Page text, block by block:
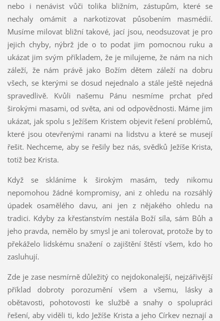
nebo i nenávist vůči tolika bližním, zástupům, které se
nechaly omámit a narkotizovat působením masmédií.
Musíme milovat bližní takové, jací jsou, neodsuzovat je pro
jejich chyby, nýbrž jde o to podat jim pomocnou ruku a
ukázat jim svým příkladem, že je milujeme, že nám na nich
záleží, že nám právě jako Božím dětem záleží na dobru
všech, se kterými se dosud nejednalo a stále ještě nejedná
spravedlivě. Kvůli našemu Pánu nesmíme prchat před
širokými masami, od světa, ani od odpovědnosti. Máme jim
ukázat, jak spolu s Ježíšem Kristem objevit řešení problémů,
které jsou otevřenými ranami na lidstvu a které se musejí
řešit. Nechceme, aby se řešily bez nás, svědků Ježíše Krista,
totiž bez Krista.
Když se skláníme k širokým masám, tedy nikomu
nepomohou žádné kompromisy, ani z ohledu na rozsáhlý
úpadek osamělého davu, ani jen z nějakého ohledu na
tradici. Kdyby za křesťanstvím nestála Boží síla, sám Bůh a
jeho pravda, nemělo by smysl je ani tolerovat, protože by to
překáželo lidskému snažení o zajištění štěstí všem, kdo ho
zasluhují.
Zde je zase nesmírně důležitý co nejdokonalejší, nejzářivější
příklad dobroty porozumění všem a všemu, lásky a
obětavosti, pohotovosti ke službě a snahy o spolupráci
řešení, aby viděli ti, kdo Ježíše Krista a jeho Církev neznají a